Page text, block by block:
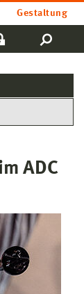
Gestaltung
ADC